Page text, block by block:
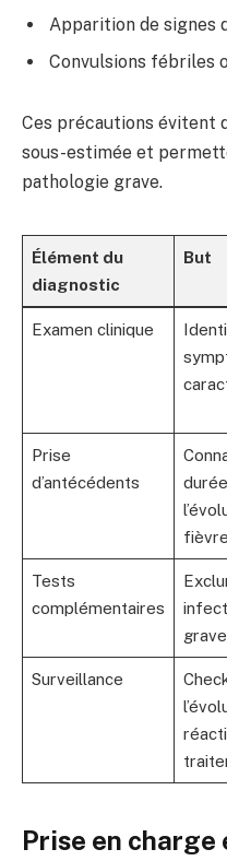
Apparition de signes
Convulsions fébriles
Ces précautions évitent
sous-estimée et
pathologie grave.
Élément du
diagnostic
But
Examen clinique
Prise
d’antécédents
fièvre
Tests
complémentaires
Surveillance
Prise en